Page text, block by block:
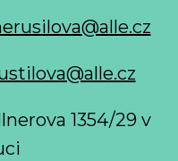
1354/29 v